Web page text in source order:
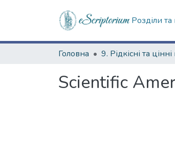
Розділи та
Головна
Scientific